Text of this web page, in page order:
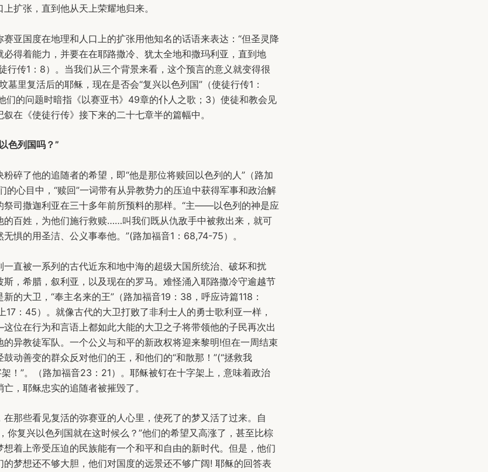
扩张，直到他从天上荣耀地归来。
亚国度在地理和人口上的扩张用他知名的话语来表达：“但圣灵降
必得着能力，并要在在耶路撒冷、犹太全地和撒玛利亚，直到地
行传1：8）。当我们从三个背景来看，这个预言的意义就变得很
墓里复活后的耶稣，现在是否会“复兴以色列国”（使徒行传1：
们的问题时暗指《以赛亚书》49章的仆人之歌；3）使徒和教会见
在《使徒行传》接下来的二十七章半的篇幅中。
色列国吗？”
碎了他的追随者的希望，即“他是那位将赎回以色列的人”（路加
的心目中，“赎回”一词带有从异教势力的压迫中获得军事和政治解
祭司撒迦利亚在三十多年前所预料的那样。“主——以色列的神是应
的百姓，为他们施行救赎……叫我们既从仇敌手中被救出来，就可
惧的用圣洁、公义事奉他。”(路加福音1：68,74-75）。
一直被一系列的古代近东和地中海的超级大国所统治、破坏和扰
斯，希腊，叙利亚，以及现在的罗马。难怪涌入耶路撒冷守逾越节
的大卫，“奉主名来的王”（路加福音19：38，呼应诗篇118：
17：45）。就像古代的大卫打败了非利士人的勇士歌利亚一样，
在行为和言语上都如此大能的大卫之子将带领他的子民再次出
异教徒军队。一个公义与和平的新政权将迎来黎明!但在一周结束
动善变的群众反对他们的王，和他们的“和散那！”(“拯救我
！”。（路加福音23：21）。耶稣被钉在十字架上，意味着政治
，耶稣忠实的追随者被摧毁了。
那些看见复活的弥赛亚的人心里，使死了的梦又活了过来。自
你复兴以色列国就在这时候么？”他们的希望又高涨了，甚至比棕
着上帝受压迫的民族能有一个和平和自由的新时代。但是，他们
的梦想还不够大胆，他们对国度的远景还不够广阔! 耶稣的回答表